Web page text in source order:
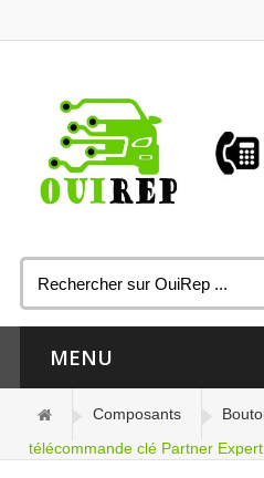
MENU
Composants
télécommande clé Partner Expert